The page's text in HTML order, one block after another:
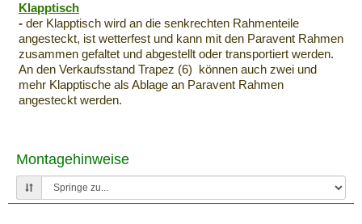
Klapptisch
- der Klapptisch wird an die senkrechten Rahmenteile
angesteckt, ist wetterfest und kann mit den Paravent Rahmen
zusammen gefaltet und abgestellt oder transportiert werden.
An den Verkaufsstand Trapez (6) können auch zwei und
mehr Klapptische als Ablage an Paravent Rahmen
angesteckt werden.
Montagehinweise